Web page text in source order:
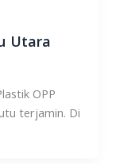
Utara
OPP
terjamin. Di